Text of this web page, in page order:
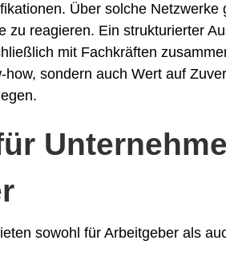
Über solche Netzwerke
zu reagieren. Ein strukturierter
mit Fachkräften
how, sondern auch Wert auf
sowohl für Arbeitgeber als